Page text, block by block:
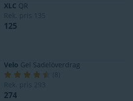
XLC QR
Rek. pris
135
125
Velo Gel Sadelöverdrag
( 8
Rek. pris 293
274